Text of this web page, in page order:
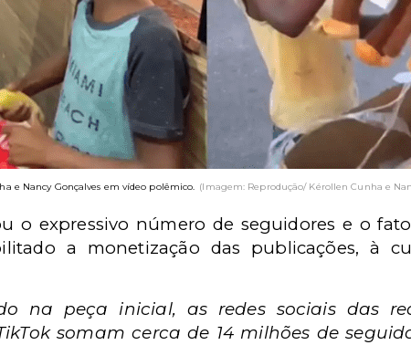
e Nancy Gonçalves em vídeo polêmico. (Imagem: Reprodução/ Kérollen Cunha e
o expressivo número de seguidores e o
a monetização das publicações, à
na peça inicial, as redes sociais das
somam cerca de 14 milhões de